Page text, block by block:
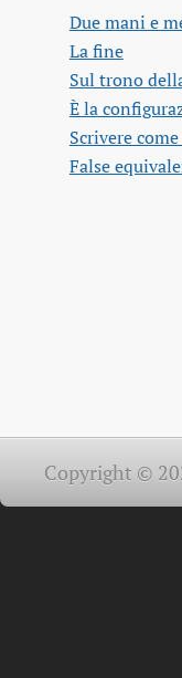
Due mani e
La fine
Sul trono
È la
Scrivere
False
Copyright ©